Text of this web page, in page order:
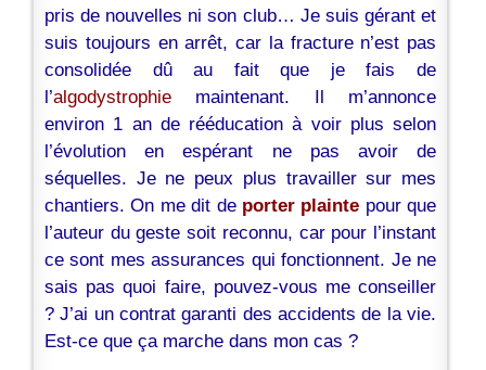
pris de nouvelles ni son club… Je suis gérant et
suis toujours en arrêt, car la fracture n’est pas
consolidée dû au fait que je fais de
l’algodystrophie maintenant. Il m’annonce
environ 1 an de rééducation à voir plus selon
l’évolution en espérant ne pas avoir de
séquelles. Je ne peux plus travailler sur mes
chantiers. On me dit de porter plainte pour que
l’auteur du geste soit reconnu, car pour l’instant
ce sont mes assurances qui fonctionnent. Je ne
sais pas quoi faire, pouvez-vous me conseiller
? J’ai un contrat garanti des accidents de la vie.
Est-ce que ça marche dans mon cas ?